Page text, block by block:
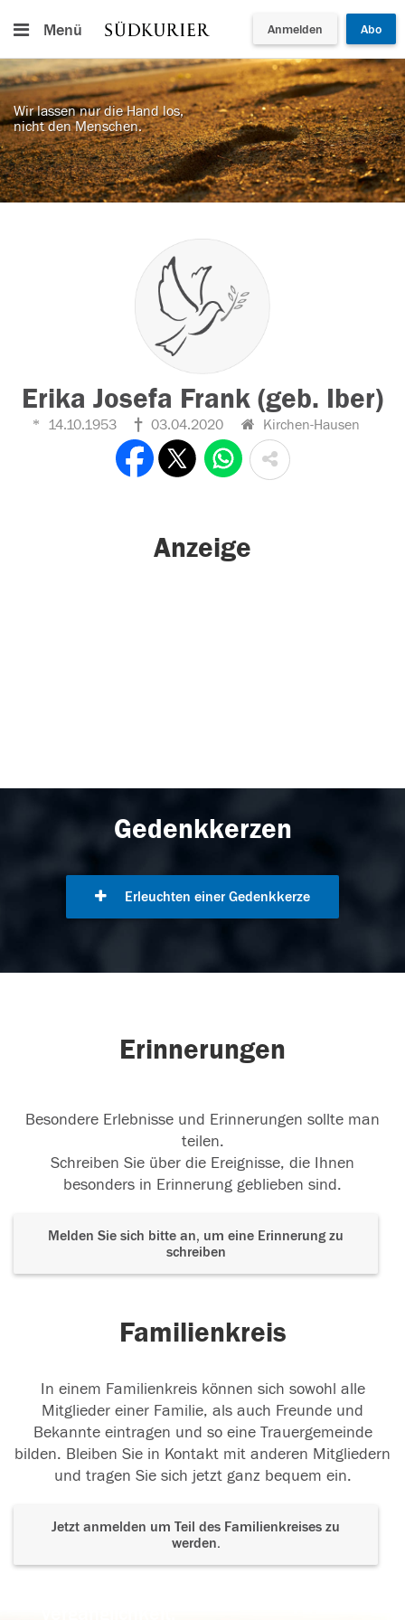
Menü Anmelden Abo
Wir lassen nur die Hand los,
nicht den Menschen.
Erika Josefa Frank (geb. Iber)
14.10.1953 03.04.2020 Kirchen-Hausen
Anzeige
Gedenkkerzen
Erleuchten einer Gedenkkerze
Erinnerungen
Besondere Erlebnisse und Erinnerungen sollte man
teilen.
Schreiben Sie über die Ereignisse, die Ihnen
besonders in Erinnerung geblieben sind.
Melden Sie sich bitte an, um eine Erinnerung zu
schreiben
Familienkreis
In einem Familienkreis können sich sowohl alle
Mitglieder einer Familie, als auch Freunde und
Bekannte eintragen und so eine Trauergemeinde
bilden. Bleiben Sie in Kontakt mit anderen Mitgliedern
und tragen Sie sich jetzt ganz bequem ein.
Jetzt anmelden um Teil des Familienkreises zu
werden.